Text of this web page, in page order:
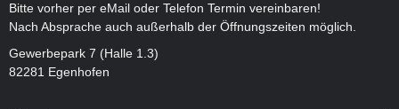
Bitte vorher per eMail oder Telefon Termin vereinbaren!
Nach Absprache auch außerhalb der Öffnungszeiten möglich.
Gewerbepark 7 (Halle 1.3)
82281 Egenhofen